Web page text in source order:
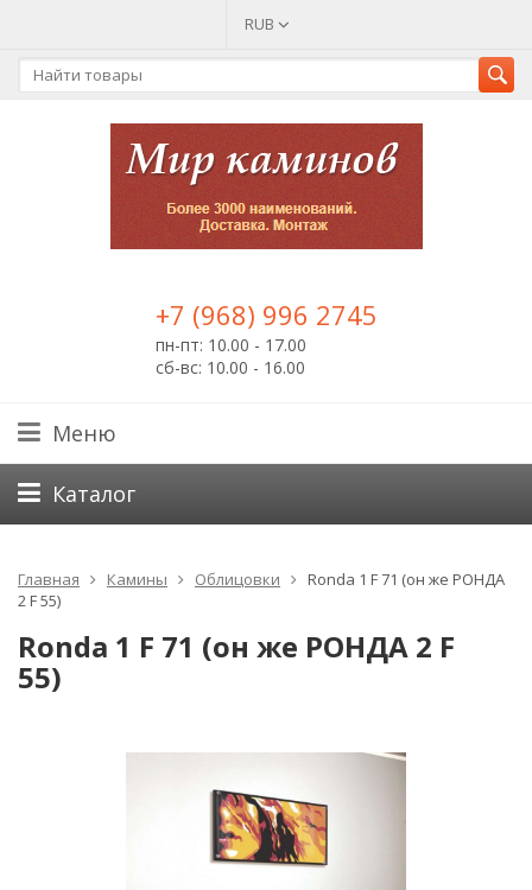
RUB
+7 (968) 996 2745
пн-пт: 10.00 - 17.00
сб-вс: 10.00 - 16.00
Меню
Каталог
Главная Камины Облицовки
Ronda 1 F 71 (он же РОНДА
2 F 55)
Ronda 1 F 71 (он же РОНДА 2 F
55)